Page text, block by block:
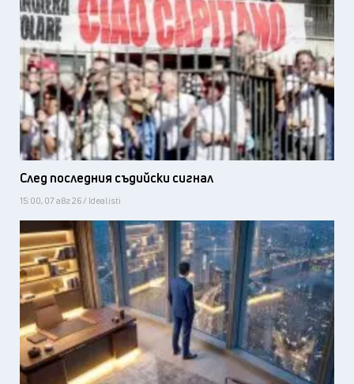
След последния съдийски сигнал
15:00, 07 авг 26 / Idealisti